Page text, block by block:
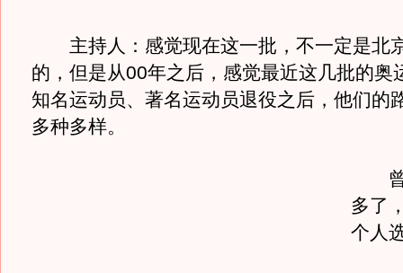
主持人：感觉现在这一批，不一定是北
的，但是从00年之后，感觉最近这几批的奥
知名运动员、著名运动员退役之后，他们的
多种多样。
曾
多了
个人